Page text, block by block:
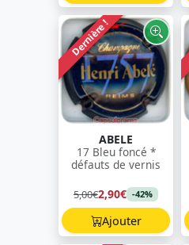
Dernière !
ABELE
17 Bleu foncé *
défauts de vernis
5,00€2,90€ -42%
Ajouter